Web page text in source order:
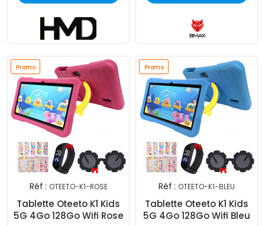
Promo
Réf : OTEETO-K1-ROSE
Tablette Oteeto K1 Kids
5G 4Go 128Go Wifi Rose
Promo
Réf : OTEETO-K1-BLEU
Tablette Oteeto K1 Kids
5G 4Go 128Go Wifi Bleu